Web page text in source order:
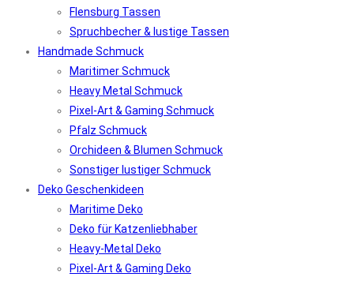
Flensburg Tassen
Spruchbecher & lustige Tassen
Handmade Schmuck
Maritimer Schmuck
Heavy Metal Schmuck
Pixel-Art & Gaming Schmuck
Pfalz Schmuck
Orchideen & Blumen Schmuck
Sonstiger lustiger Schmuck
Deko Geschenkideen
Maritime Deko
Deko für Katzenliebhaber
Heavy-Metal Deko
Pixel-Art & Gaming Deko